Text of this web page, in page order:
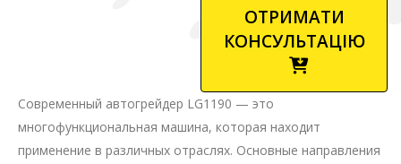
ОТРИМАТИ
КОНСУЛЬТАЦІЮ
Современный автогрейдер LG1190 — это
многофункциональная машина, которая находит
применение в различных отраслях. Основные направления